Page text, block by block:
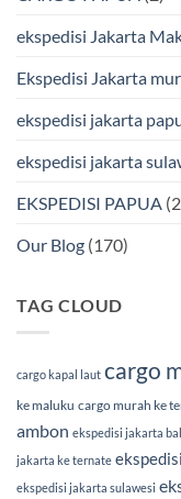
BMP
ekspedisi Jakarta
Ekspedisi Jakarta
ekspedisi jakarta
ekspedisi jakarta
EKSPEDISI PAPUA
Our Blog (170)
TAG CLOUD
cargo kapal laut cargo
ke maluku cargo murah ke
ambon ekspedisi jakarta
jakarta ke ternate
ekspedisi jakarta sulawesi